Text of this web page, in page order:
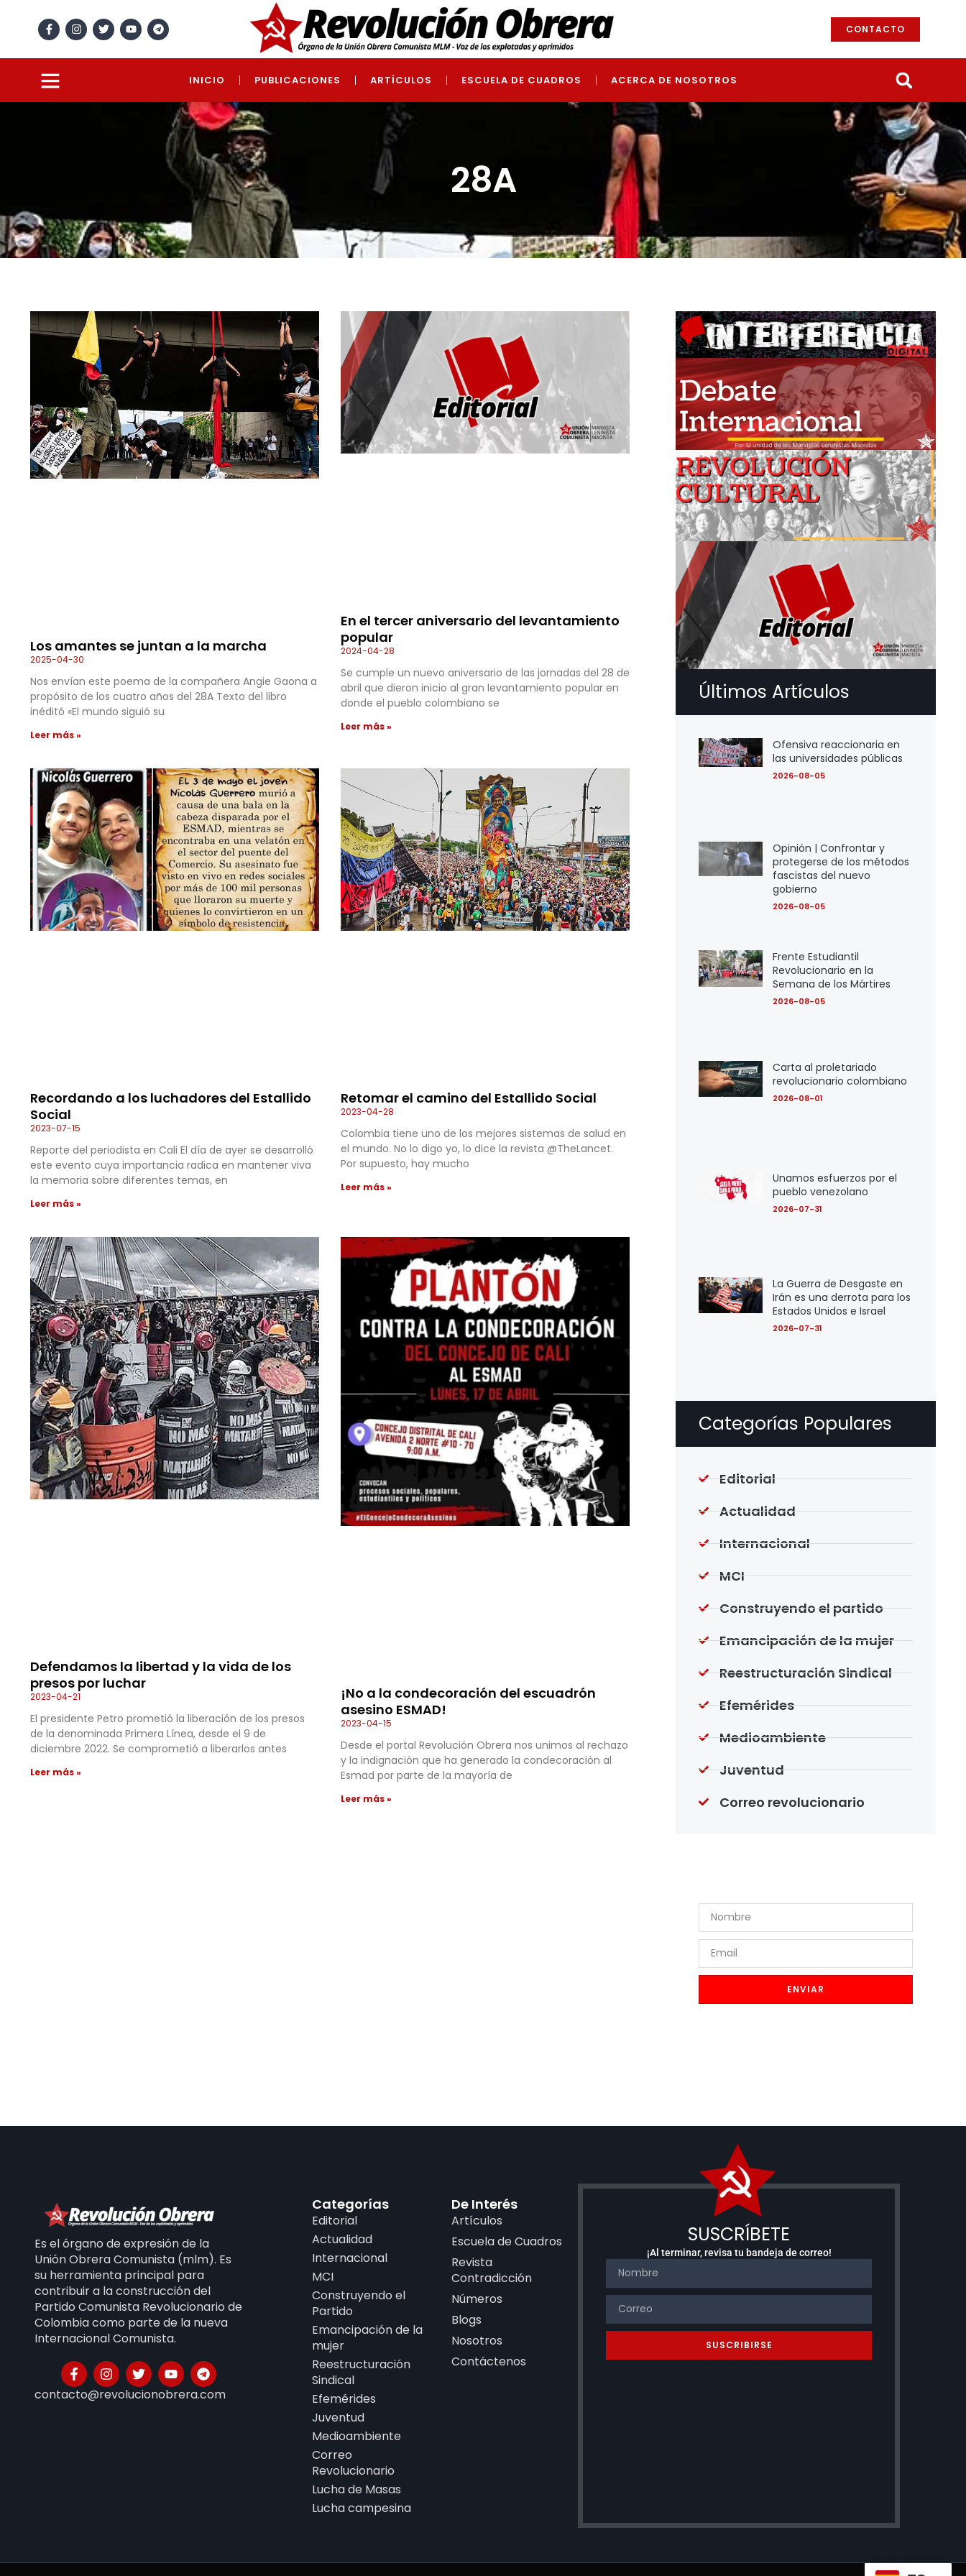
CONTACTO
INICIO PUBLICACIONES ARTÍCULOS ESCUELA DE CUADROS ACERCA DE NOSOTROS
28A
Los amantes se juntan a la marcha
2025-04-30
Nos envían este poema de la compañera Angie Gaona a
propósito de los cuatro años del 28A Texto del libro
inéditó «El mundo siguió su
Leer más »
En el tercer aniversario del levantamiento
popular
2024-04-28
Se cumple un nuevo aniversario de las jornadas del 28 de
abril que dieron inicio al gran levantamiento popular en
donde el pueblo colombiano se
Leer más »
Recordando a los luchadores del Estallido
Social
2023-07-15
Reporte del periodista en Cali El día de ayer se desarrolló
este evento cuya importancia radica en mantener viva
la memoria sobre diferentes temas, en
Leer más »
Retomar el camino del Estallido Social
2023-04-28
Colombia tiene uno de los mejores sistemas de salud en
el mundo. No lo digo yo, lo dice la revista @TheLancet.
Por supuesto, hay mucho
Leer más »
Defendamos la libertad y la vida de los
presos por luchar
2023-04-21
El presidente Petro prometió la liberación de los presos
de la denominada Primera Línea, desde el 9 de
diciembre 2022. Se comprometió a liberarlos antes
Leer más »
¡No a la condecoración del escuadrón
asesino ESMAD!
2023-04-15
Desde el portal Revolución Obrera nos unimos al rechazo
y la indignación que ha generado la condecoración al
Esmad por parte de la mayoría de
Leer más »
Últimos Artículos
Ofensiva reaccionaria en
las universidades públicas
2026-08-05
Opinión | Confrontar y
protegerse de los métodos
fascistas del nuevo
gobierno
2026-08-05
Frente Estudiantil
Revolucionario en la
Semana de los Mártires
2026-08-05
Carta al proletariado
revolucionario colombiano
2026-08-01
Unamos esfuerzos por el
pueblo venezolano
2026-07-31
La Guerra de Desgaste en
Irán es una derrota para los
Estados Unidos e Israel
2026-07-31
Categorías Populares
Editorial
Actualidad
Internacional
MCI
Construyendo el partido
Emancipación de la mujer
Reestructuración Sindical
Efemérides
Medioambiente
Juventud
Correo revolucionario
ENVIAR
Es el órgano de expresión de la
Unión Obrera Comunista (mlm). Es
su herramienta principal para
contribuir a la construcción del
Partido Comunista Revolucionario de
Colombia como parte de la nueva
Internacional Comunista.
contacto@revolucionobrera.com
Categorías
Editorial
Actualidad
Internacional
MCI
Construyendo el
Partido
Emancipación de la
mujer
Reestructuración
Sindical
Efemérides
Juventud
Medioambiente
Correo
Revolucionario
Lucha de Masas
Lucha campesina
De Interés
Artículos
Escuela de Cuadros
Revista
Contradicción
Números
Blogs
Nosotros
Contáctenos
SUSCRÍBETE
¡Al terminar, revisa tu bandeja de correo!
SUSCRIBIRSE